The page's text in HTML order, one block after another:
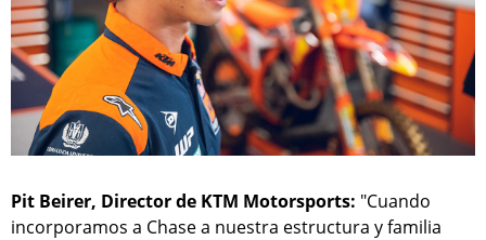
Pit Beirer, Director de KTM Motorsports: "Cuando
incorporamos a Chase a nuestra estructura y familia